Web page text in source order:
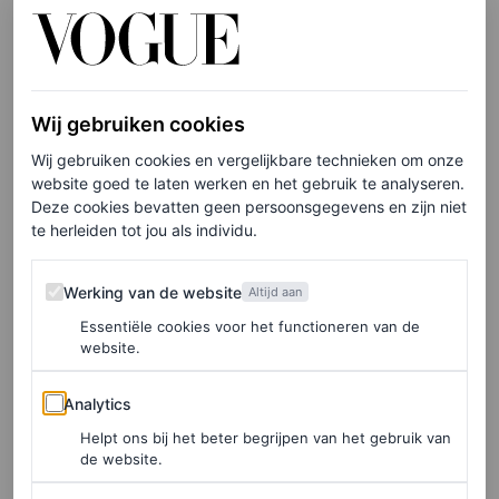
binnenstad
collectie dus verrassend veelzijdig. Denk aan een
ochtend op de piste, gevolgd door een lunch in een
bergrestaurant of een wandeling door een winterse stad.
Momenten waarop je kleding het liefst net zo
comfortabel als elegant is. Elk ontwerp is gemaakt met
oog voor precies die overgang: van een sportief moment
naar verfijnde setting.
Die veelzijdigheid zit ‘m niet alleen in de pasvorm of het
silhouet, maar juist ook in de details. Goudkleurige
accenten, strak gesneden lijnen en een ingetogen
Wij gebruiken cookies
Wij gebruiken cookies en vergelijkbare technieken om onze
website goed te laten werken en het gebruik te analyseren.
Deze cookies bevatten geen persoonsgegevens en zijn niet
te herleiden tot jou als individu.
Werking van de website
Werking van de website Altijd aan
Essentiële cookies voor het functioneren van de
website.
Analytics
Analytics
Helpt ons bij het beter begrijpen van het gebruik van
de website.